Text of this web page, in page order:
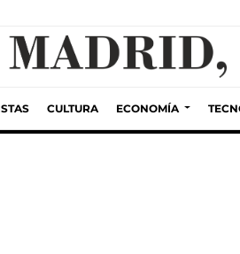
CULTURA ECONOMÍA